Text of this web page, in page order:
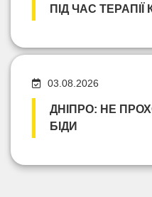
ПІД ЧАС ТЕРАПІЇ
03.08.2026
ДНІПРО: НЕ
БІДИ